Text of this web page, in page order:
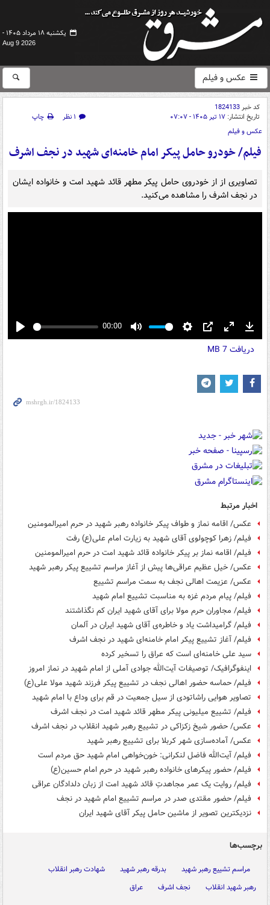
یکشنبه ۱۸ مرداد ۱۴۰۵ -
Aug 9 2026
عکس و فیلم
کد خبر1824133
تاریخ انتشار: ۱۷ تیر ۱۴۰۵ - ۰۷:۰۷ ۱ نظر
چاپ
عکس و فیلم
فیلم/ خودرو حامل پیکر امام خامنه‌ای شهید در نجف اشرف
تصاویری از از خودروی حامل پیکر مطهر قائد شهید امت و خانواده ایشان
در نجف اشرف را مشاهده می‌کنید.
Play
00:00
Mute Settings
PIP Enter
fullscreen
دریافت7 MB
اخبار مرتبط
عکس/ اقامه نماز و طواف پیکر خانواده رهبر شهید در حرم امیرالمومنین
فیلم/ زهرا کوچولوی آقای شهید به زیارت امام علی(ع) رفت
فیلم/ اقامه نماز بر پیکر خانواده قائد شهید امت در حرم امیرالمومنین
عکس/ خیل عظیم عراقی‌ها پیش از آغاز مراسم تشییع پیکر رهبر شهید
عکس/ عزیمت اهالی نجف به سمت مراسم تشییع
فیلم/ پیام مردم غزه به مناسبت تشییع امام شهید
فیلم/ مجاوران حرم مولا برای آقای شهید ایران کم نگذاشتند
فیلم/ گرامیداشت یاد و خاطره‌ی آقای شهید ایران در آلمان
فیلم/ آغاز تشییع پیکر امام خامنه‌ای شهید در نجف اشرف
سید علی خامنه‌ای است که عراق را تسخیر کرده
اینفوگرافیک/ توصیفات آیت‌الله جوادی آملی از امام شهید در نماز امروز
فیلم/ حماسه حضور اهالی نجف در تشییع پیکر فرزند شهید مولا علی(ع)
تصاویر هوایی راشاتودی از سیل جمعیت در قم برای وداع با امام شهید
فیلم/ تشییع میلیونی پیکر مطهر قائد شهید امت در نجف اشرف
عکس/ حضور شیخ زکزاکی در تشییع رهبر شهید انقلاب در نجف اشرف
عکس/ آماده‌سازی شهر کربلا برای تشییع رهبر شهید
فیلم/ آیت‌الله فاضل لنکرانی: خون‌خواهی امام شهید حق مردم است
فیلم/ حضور پیکرهای خانواده رهبر شهید در حرم امام حسین(ع)
فیلم/ روایت یک عمر مجاهدتِ قائد شهید امت از زبان دلدادگان عراقی
فیلم/ حضور مقتدی صدر در مراسم تشییع امام شهید در نجف
نزدیکترین تصویر از ماشین حامل پیکر آقای شهید ایران
برچسب‌ها
مراسم تشییع رهبر شهید بدرقه رهبر شهید
شهادت رهبر انقلاب
رهبر شهید انقلاب
نجف اشرف عراق